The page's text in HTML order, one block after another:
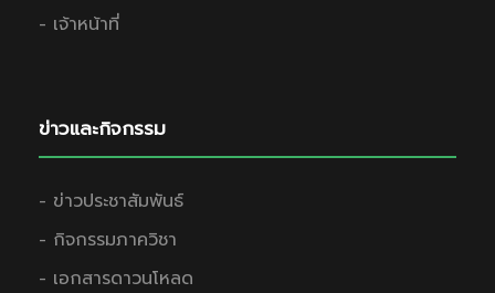
- เจ้าหน้าที่
ข่าวและกิจกรรม
- ข่าวประชาสัมพันธ์
- กิจกรรมภาควิชา
- เอกสารดาวนโหลด